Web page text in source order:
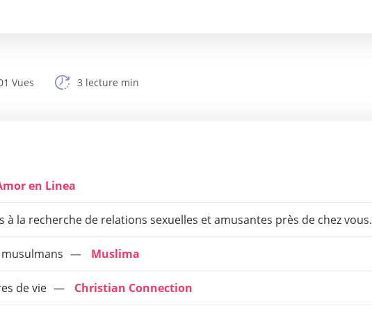
Vues 3 lecture min
en Linea
la recherche de relations sexuelles et amusantes près de chez vous.
Muslima
de vie Christian Connection